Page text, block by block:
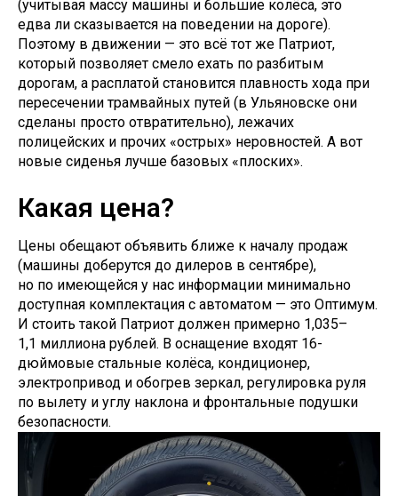
(учитывая массу машины и большие колёса, это
едва ли сказывается на поведении на дороге).
Поэтому в движении — это всё тот же Патриот,
который позволяет смело ехать по разбитым
дорогам, а расплатой становится плавность хода при
пересечении трамвайных путей (в Ульяновске они
сделаны просто отвратительно), лежачих
полицейских и прочих «острых» неровностей. А вот
новые сиденья лучше базовых «плоских».
Какая цена?
Цены обещают объявить ближе к началу продаж
(машины доберутся до дилеров в сентябре),
но по имеющейся у нас информации минимально
доступная комплектация с автоматом — это Оптимум.
И стоить такой Патриот должен примерно 1,035–
1,1 миллиона рублей. В оснащение входят 16-
дюймовые стальные колёса, кондиционер,
электропривод и обогрев зеркал, регулировка руля
по вылету и углу наклона и фронтальные подушки
безопасности.